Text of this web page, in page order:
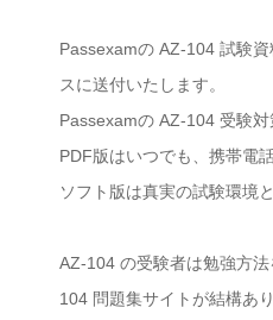
Passexamの AZ-104 試験
スに送付いたします。
Passexamの AZ-104 受験
PDF版はいつでも、携帯電
ソフト版は真実の試験環境
AZ-104 の受験者は勉強方
104 問題集サイトが結構あ